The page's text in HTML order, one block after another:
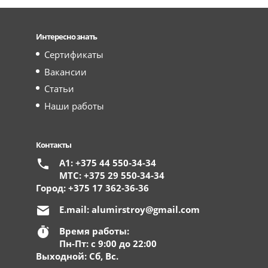
Интересно знать
Сертификаты
Вакансии
Статьи
Наши работы
Контакты
А1: +375 44 550-34-34
МТС: +375 29 550-34-34
Город: +375 17 362-36-36
E.mail: alumirstroy@gmail.com
Время работы:
Пн-Пт: с 9:00 до 22:00
Выходной: Сб, Вс.